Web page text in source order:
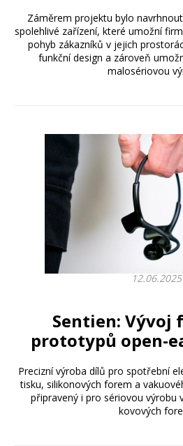
Záměrem projektu bylo
spolehlivé zařízení, které umožní
pohyb zákazníků v jejich
funkční design a zároveň
malosériovou
12.06.2025
Sentien: Vývoj
prototypů open-
Precizní výroba dílů pro spotřební
tisku, silikonových forem a
připravený i pro sériovou výrobu
kovových